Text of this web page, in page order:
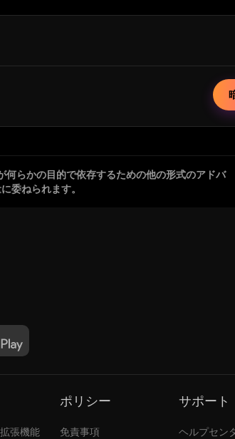
らかの目的で依存するための他の形式のアドバ
委ねられます。
張機能
ポリシー
免責事項
サポート
ヘルプセン